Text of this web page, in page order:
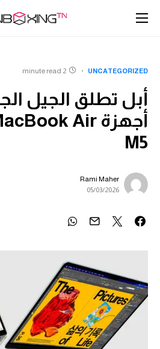
UNCATEGORIZED
2 minute read
أبل تطلق الجيل
M5
Rami Maher
05/03/2026